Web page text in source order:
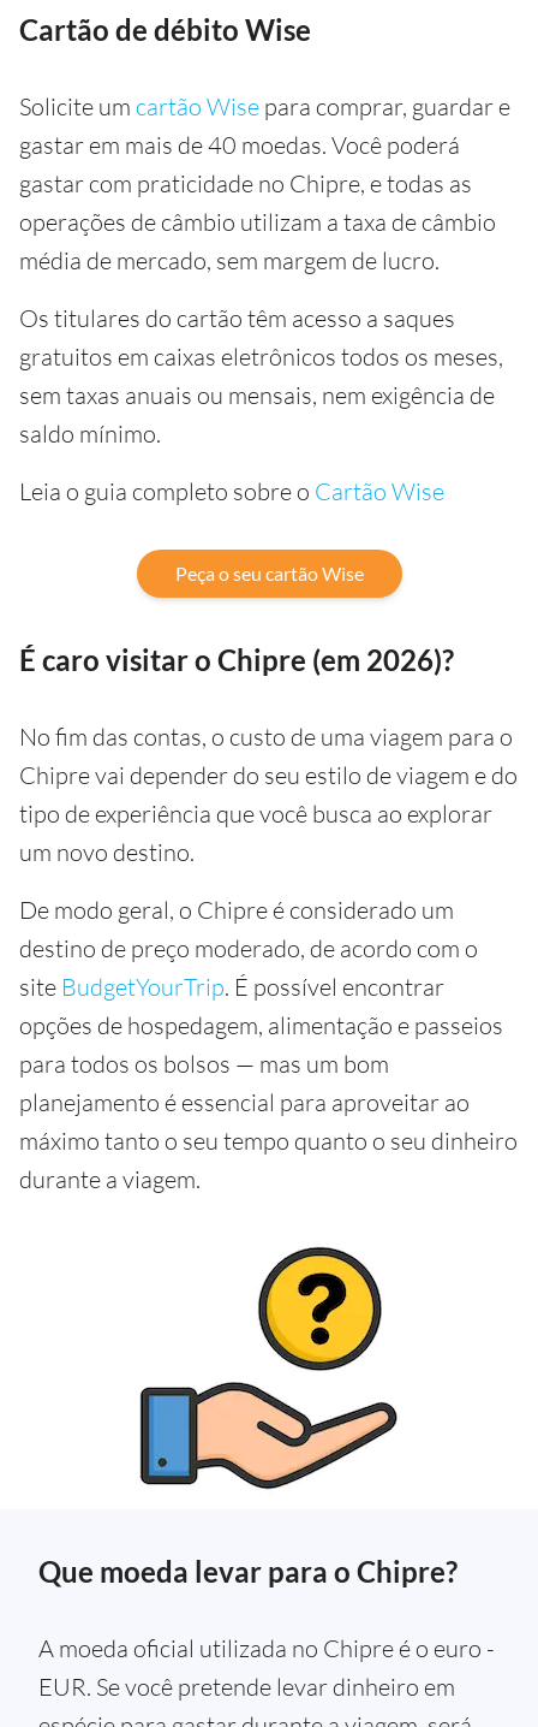
Cartão de débito Wise
Solicite um cartão Wise para comprar, guardar e
gastar em mais de 40 moedas. Você poderá
gastar com praticidade no Chipre, e todas as
operações de câmbio utilizam a taxa de câmbio
média de mercado, sem margem de lucro.
Os titulares do cartão têm acesso a saques
gratuitos em caixas eletrônicos todos os meses,
sem taxas anuais ou mensais, nem exigência de
saldo mínimo.
Leia o guia completo sobre o Cartão Wise
Peça o seu cartão Wise
É caro visitar o Chipre (em 2026)?
No fim das contas, o custo de uma viagem para o
Chipre vai depender do seu estilo de viagem e do
tipo de experiência que você busca ao explorar
um novo destino.
De modo geral, o Chipre é considerado um
destino de preço moderado, de acordo com o
site BudgetYourTrip. É possível encontrar
opções de hospedagem, alimentação e passeios
para todos os bolsos — mas um bom
planejamento é essencial para aproveitar ao
máximo tanto o seu tempo quanto o seu dinheiro
durante a viagem.
Que moeda levar para o Chipre?
A moeda oficial utilizada no Chipre é o euro -
EUR. Se você pretende levar dinheiro em